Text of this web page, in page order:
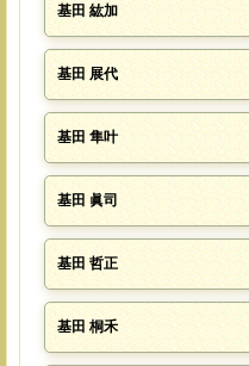
基田 紘加
基田 展代
基田 隼叶
基田 眞司
基田 哲正
基田 桐禾